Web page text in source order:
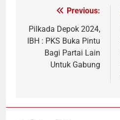
Navigasi
pos
Previous:
Pilkada Depok 2024,
IBH : PKS Buka Pintu
Bagi Partai Lain
Untuk Gabung